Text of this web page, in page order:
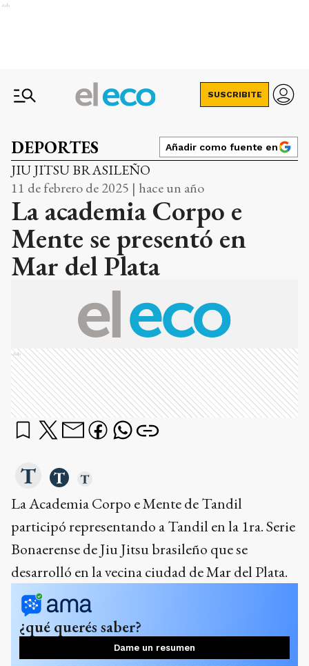
Ads
SUSCRIBITE
DEPORTES Añadir como fuente en
JIU JITSU BRASILEÑO
11 de febrero de 2025 | hace un año
La academia Corpo e
Mente se presentó en
Mar del Plata
Ads
La Academia Corpo e Mente de Tandil
participó representando a Tandil en la 1ra. Serie
Bonaerense de Jiu Jitsu brasileño que se
desarrolló en la vecina ciudad de Mar del Plata.
¿qué querés saber?
Dame un resumen